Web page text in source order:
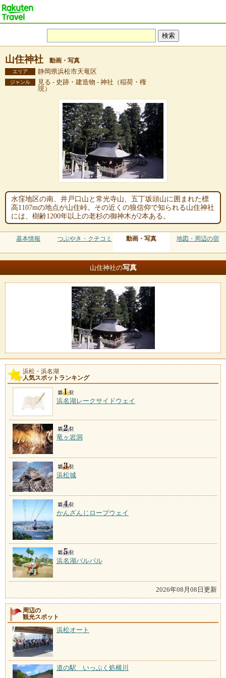
山住神社 動画・写真
エリア 静岡県浜松市天竜区
ジャンル
見る - 史跡・建造物 - 神社（稲荷・権
現）
水窪地区の南、井戸口山と常光寺山、五丁坂頭山に囲まれた標
高1107mの地点が山住峠。その近くの狼信仰で知られる山住神社
には、樹齢1200年以上の老杉の御神木が2本ある。
基本情報 つぶやき・クチコミ 動画・写真 地図・周辺の宿
山住神社の写真
浜松・浜名湖
人気スポットランキング
浜名湖レークサイドウェイ
竜ヶ岩洞
浜松城
かんざんじロープウェイ
浜名湖パルパル
2026年08月08日更新
周辺の
観光スポット
浜松オート
道の駅 いっぷく処横川